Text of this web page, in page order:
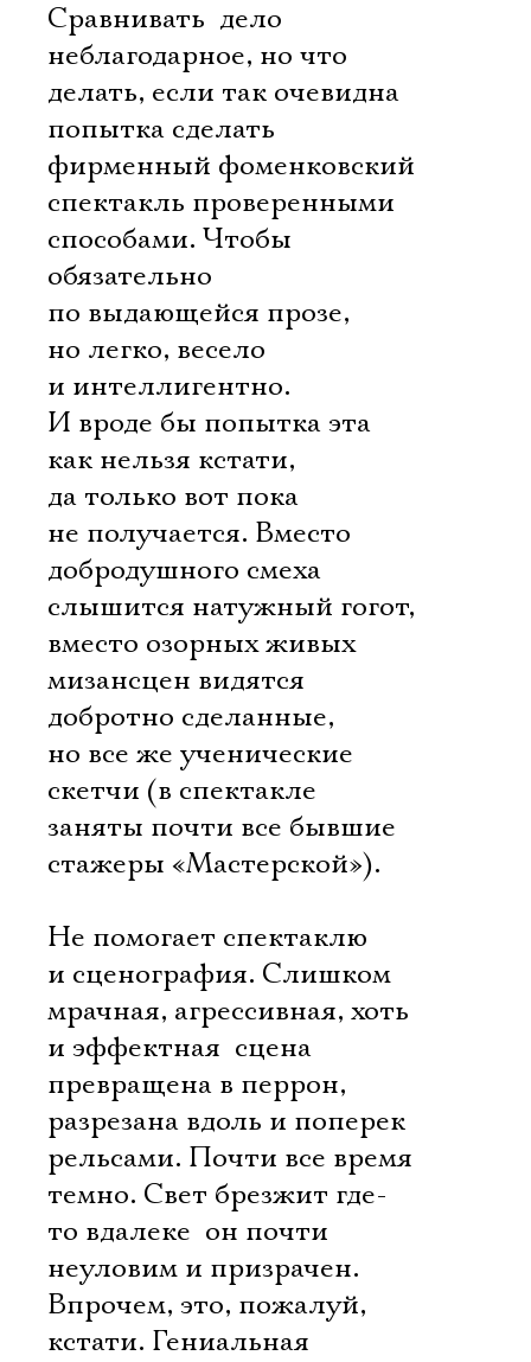
Сравнивать  дело
неблагодарное, но что
делать, если так очевидна
попытка сделать
фирменный фоменковский
спектакль проверенными
способами. Чтобы
обязательно
по выдающейся прозе,
но легко, весело
и интеллигентно.
И вроде бы попытка эта
как нельзя кстати,
да только вот пока
не получается. Вместо
добродушного смеха
слышится натужный гогот,
вместо озорных живых
мизансцен видятся
добротно сделанные,
но все же ученические
скетчи (в спектакле
заняты почти все бывшие
стажеры «Мастерской»).
Не помогает спектаклю
и сценография. Слишком
мрачная, агрессивная, хоть
и эффектная  сцена
превращена в перрон,
разрезана вдоль и поперек
рельсами. Почти все время
темно. Свет брезжит где-
то вдалеке  он почти
неуловим и призрачен.
Впрочем, это, пожалуй,
кстати. Гениальная